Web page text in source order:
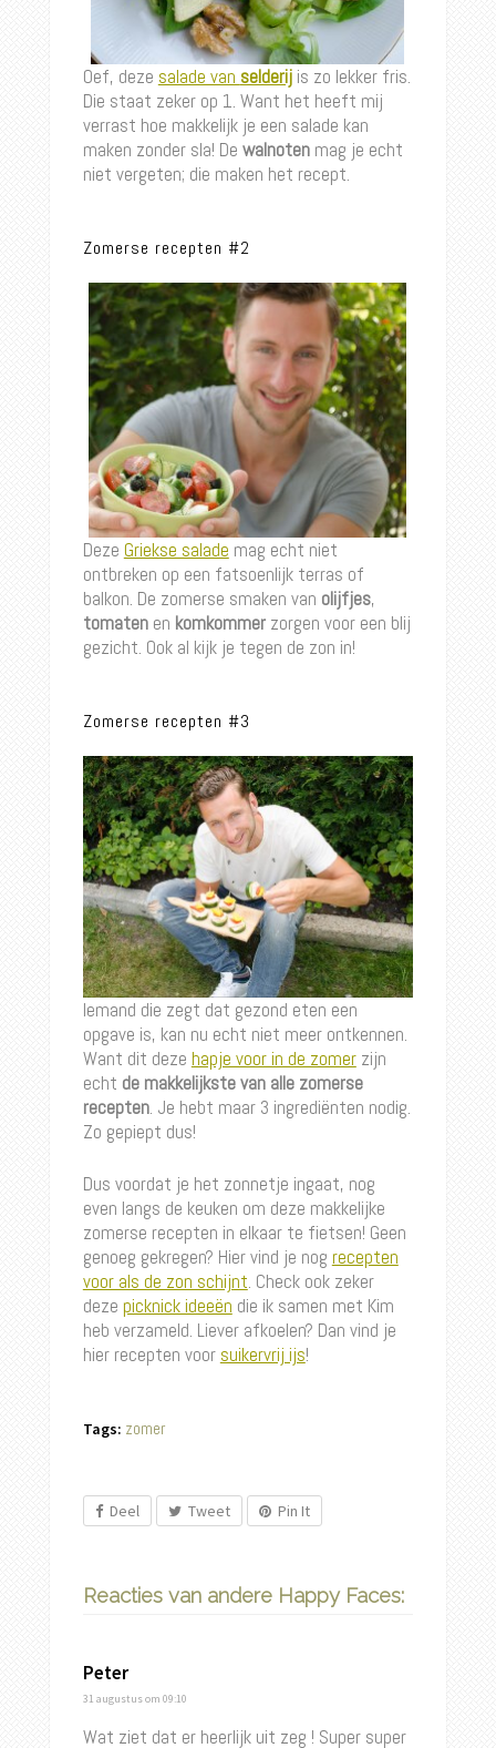
Oef, deze salade van selderijis zo lekker fris.
Die staat zeker op 1. Want het heeft mij
verrast hoe makkelijk je een salade kan
maken zonder sla! De walnotenmag je echt
niet vergeten; die maken het recept.
Zomerse recepten #2
Deze Griekse salade mag echt niet
ontbreken op een fatsoenlijk terras of
balkon. De zomerse smaken van olijfjes,
tomatenen komkommerzorgen voor een blij
gezicht. Ook al kijk je tegen de zon in!
Zomerse recepten #3
Iemand die zegt dat gezond eten een
opgave is, kan nu echt niet meer ontkennen.
Want dit deze hapje voor in de zomerzijn
echt de makkelijkste van alle zomerse
recepten. Je hebt maar 3 ingrediënten nodig.
Zo gepiept dus!
Dus voordat je het zonnetje ingaat, nog
even langs de keuken om deze makkelijke
zomerse recepten in elkaar te fietsen! Geen
genoeg gekregen? Hier vind je nog recepten
voor als de zon schijnt. Check ook zeker
deze picknick ideeën die ik samen met Kim
heb verzameld. Liever afkoelen? Dan vind je
hier recepten voor suikervrij ijs!
Tags: zomer
Deel Tweet Pin It
Reacties van andere Happy Faces:
Peter
31 augustusom 09:10
Wat ziet dat er heerlijk uit zeg ! Super super